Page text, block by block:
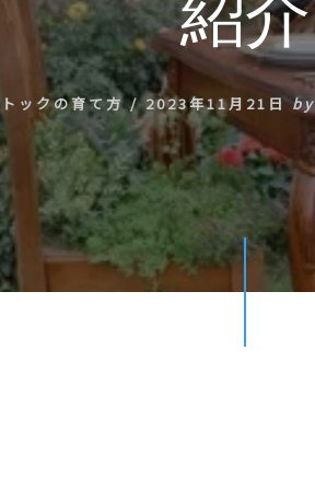
ックの育て方 / 2023年11月21日 by